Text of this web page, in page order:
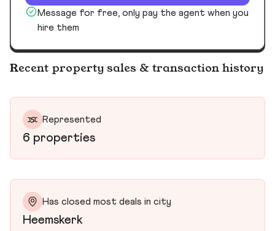
Message for free, only pay the agent when you
hire them
Recent property sales & transaction history
Represented
6 properties
Has closed most deals in city
Heemskerk